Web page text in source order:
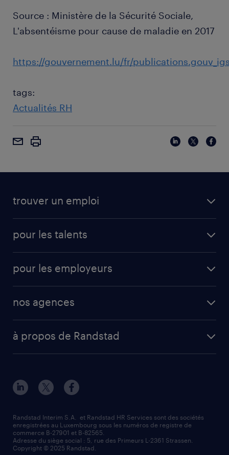
Source : Ministère de la Sécurité Sociale,
L'absentéisme pour cause de maladie en 2017
https://gouvernement.lu/fr/
tags:
Actualités RH
trouver un emploi
pour les talents
pour les employeurs
nos agences
à propos de Randstad
Randstad Interim S.A. et Randstad HR Services sont des sociétés
enregistrées au Luxembourg sous les numéros de registre de
commerce B-27901 et B-82565.
Adresse du siège social : 5, rue des Primeurs L-2361 Strassen.
Copyright © 2025 Randstad.